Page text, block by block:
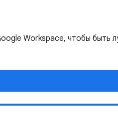
Workspace, чтобы быть